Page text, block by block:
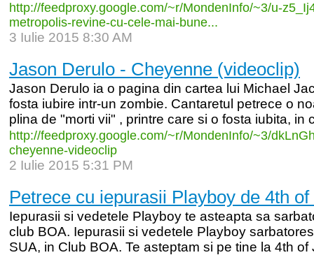
http://feedproxy.google.com/~r/MondenInfo/~3/u-z5_
metropolis-revine-cu-cele-mai-bune...
3 Iulie 2015 8:30 AM
Jason Derulo - Cheyenne (videoclip)
Jason Derulo ia o pagina din cartea lui Michael
fosta iubire intr-un zombie. Cantaretul petrece o
plina de "morti vii" , printre care si o fosta iubita, in
http://feedproxy.google.com/~r/MondenInfo/~3/
cheyenne-videoclip
2 Iulie 2015 5:31 PM
Petrece cu iepurasii Playboy de 4th of
Iepurasii si vedetele Playboy te asteapta sa
club BOA. Iepurasii si vedetele Playboy
SUA, in Club BOA. Te asteptam si pe tine la 4th of